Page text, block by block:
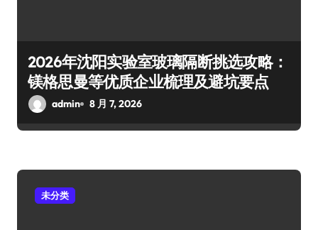
2026年沈阳实验室玻璃隔断挑选攻略：
镁格思曼等优质企业梳理及避坑要点
admin 8 月 7, 2026
未分类